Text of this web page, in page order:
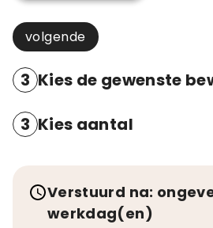
volgende
3 Kies de gewenste
3 Kies aantal
Verstuurd na:
werkdag(en)